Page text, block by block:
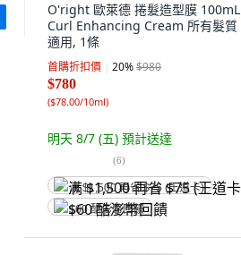
O'right 歐萊德 捲髮造型膜 100mL
Curl Enhancing Cream 所有髮質
適用, 1條
首購折扣價 20%$980
$780
($78.00/10ml)
明天 8/7 (五) 預計送達
(6)
满 $1,500 再省 $75 (王道卡)
$60 酷澎幣回饋